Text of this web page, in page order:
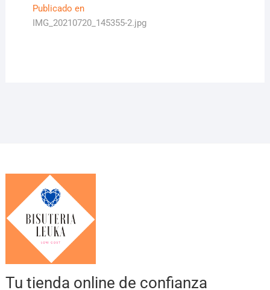
Navegación
de
Publicado en
IMG_20210720_145355-2.jpg
Tu tienda online de confianza